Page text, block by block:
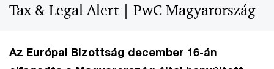
Tax & Legal Alert | PwC Magyarország
Az Európai Bizottság december 16-án